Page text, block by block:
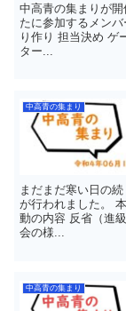
中高青の集まりが
たに参加するメン
り作り 担当決め ゲ
ター...
中高青の集まり
まだまだ寒い日の
が行われました。
動の内容 反省（進
会の様...
中高青の集まり